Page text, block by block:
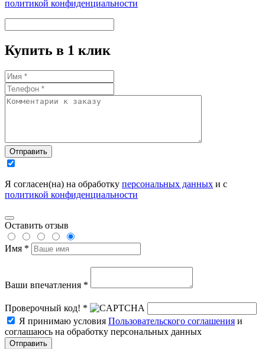
политикой конфиденциальности
Купить в 1 клик
Отправить
Я согласен(на) на обработку персональных данных и с
политикой конфиденциальности
Оставить отзыв
Имя *
Ваши впечатления *
Проверочный код! *
Я принимаю условия Пользовательского соглашения и
соглашаюсь на обработку персональных данных
Отправить